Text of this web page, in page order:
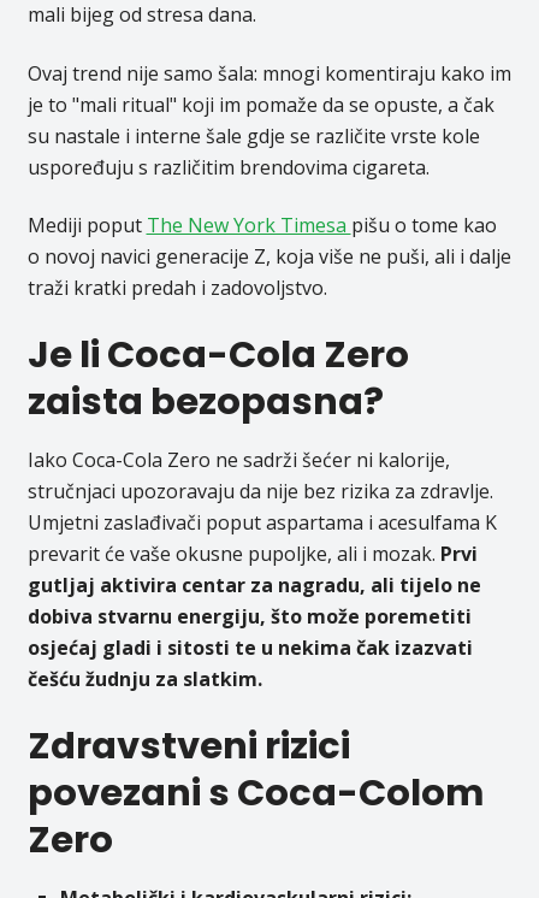
mali bijeg od stresa dana.
Ovaj trend nije samo šala: mnogi komentiraju kako im
je to "mali ritual" koji im pomaže da se opuste, a čak
su nastale i interne šale gdje se različite vrste kole
uspoređuju s različitim brendovima cigareta.
Mediji poput The New York Timesa pišu o tome kao
o novoj navici generacije Z, koja više ne puši, ali i dalje
traži kratki predah i zadovoljstvo.
Je li Coca-Cola Zero
zaista bezopasna?
Iako Coca-Cola Zero ne sadrži šećer ni kalorije,
stručnjaci upozoravaju da nije bez rizika za zdravlje.
Umjetni zaslađivači poput aspartama i acesulfama K
prevarit će vaše okusne pupoljke, ali i mozak. Prvi
gutljaj aktivira centar za nagradu, ali tijelo ne
dobiva stvarnu energiju, što može poremetiti
osjećaj gladi i sitosti te u nekima čak izazvati
češću žudnju za slatkim.
Zdravstveni rizici
povezani s Coca-Colom
Zero